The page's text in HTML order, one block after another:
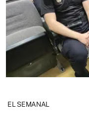
EL SEMANAL